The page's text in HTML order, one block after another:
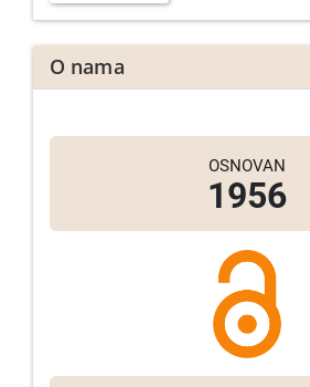
O nama
OSNOVAN
1956